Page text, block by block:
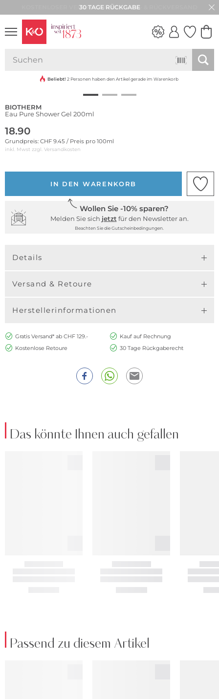
30 TAGE RÜCKGABE
VIBES
Beliebt! 2 Personen haben den Artikel gerade im Warenkorb
BIOTHERM
Eau Pure Shower Gel 200ml
18.90
Grundpreis: CHF 9.45 / Preis pro 100ml
inkl. Mwst zzgl. Versandkosten
IN DEN WARENKORB
Wollen Sie -10% sparen?
Melden Sie sich jetzt für den Newsletter an.
Beachten Sie die Gutscheinbedingungen.
Details
Versand & Retoure
Herstellerinformationen
Gratis Versand* ab CHF 129.-
Kauf auf Rechnung
Kostenlose Retoure
30 Tage Rückgaberecht
Das könnte Ihnen auch gefallen
Passend zu diesem Artikel